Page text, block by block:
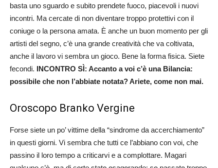
basta uno sguardo e subito prendete fuoco, piacevoli i nuovi
incontri. Ma cercate di non diventare troppo protettivi con il
coniuge o la persona amata. È anche un buon momento per gli
artisti del segno, c’è una grande creatività che va coltivata,
anche il lavoro vi sembra un gioco. Bene la forma fisica. Siete
fecondi. INCONTRO SÌ: Accanto a voi c’è una Bilancia:
possibile che non l’abbiate notata? Ariete, come non mai.
Oroscopo Branko Vergine
Forse siete un po’ vittime della “sindrome da accerchiamento”
in questi giorni. Vi sembra che tutti ce l’abbiano con voi, che
passino il loro tempo a criticarvi e a complottare. Magari